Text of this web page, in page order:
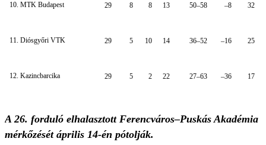
10. MTK Budapest 29 8 8 13 50–58 –8 32
11. Diósgyőri VTK 29 5 10 14 36–52 –16 25
12. Kazincbarcika 29 5 2 22 27–63 –36 17
A 26. forduló elhalasztott Ferencváros–Puskás Akadémia
mérkőzését április 14-én pótolják.